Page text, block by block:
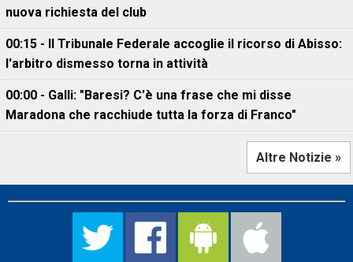
nuova richiesta del club
00:15 - Il Tribunale Federale accoglie il ricorso di Abisso:
l'arbitro dismesso torna in attività
00:00 - Galli: "Baresi? C'è una frase che mi disse
Maradona che racchiude tutta la forza di Franco"
Altre Notizie »